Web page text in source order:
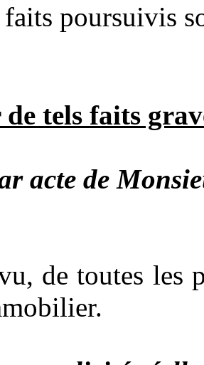
poursuivis
tels faits
acte de
de toutes les